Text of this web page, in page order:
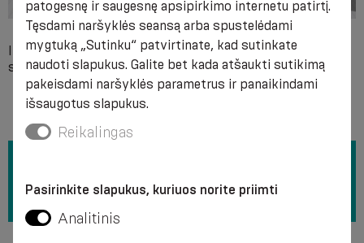
Individualus nesuderinamumas su bet kuria produkto
sudedamąja medžiaga.
patogesnę ir saugesnę apsipirkimo internetu patirtį.
Tęsdami naršyklės seansą arba spustelėdami
mygtuką „Sutinku“ patvirtinate, kad sutinkate
naudoti slapukus. Galite bet kada atšaukti sutikimą
pakeisdami naršyklės parametrus ir panaikindami
išsaugotus slapukus.
Reikalingas
Pasirinkite slapukus, kuriuos norite priimti
Analitinis